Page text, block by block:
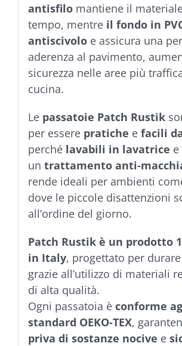
antisfilomantiene il
tempo, mentre il fondo in
antiscivoloe assicura una
aderenza al pavimento,
sicurezza nelle aree più
cucina.
Le passatoie Patch Rustik
per essere pratiche e facili
perché lavabili in lavatrice
un trattamento anti-
rende ideali per ambienti
dove le piccole disattenzioni
all’ordine del giorno.
Patch Rustik è un prodotto
in Italy, progettato per
grazie all’utilizzo di materiali
di alta qualità.
Ogni passatoia è conforme
standard OEKO-TEX,
priva di sostanze nocive e